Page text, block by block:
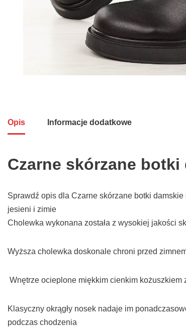
Opis Informacje dodatkowe
Czarne skórzane botki
Sprawdź opis dla Czarne skórzane botki
jesieni i zimie
Cholewka wykonana została z wysokiej jakości
Wyższa cholewka doskonale chroni przed
Wnętrze ocieplone miękkim cienkim kożuszkiem
Klasyczny okrągły nosek nadaje im
podczas chodzenia